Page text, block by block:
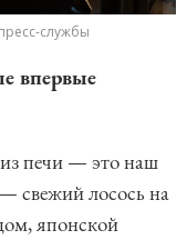
службы
впервые
печи — это наш
— свежий лосось на
японской